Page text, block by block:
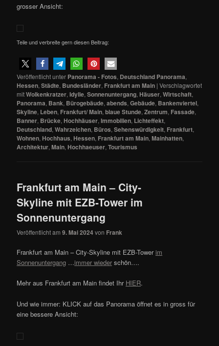
grosser Ansicht:
Teile und verbreite gern diesen Beitrag:
Veröffentlicht unter Panorama - Fotos, Deutschland Panorama,
Hessen,Städte, Bundesländer, Frankfurt am Main |Verschlagwortet
mitWolkenkratzer,Idylle,Sonnenuntergang, Häuser,Wirtschaft,
Panorama, Bank, Bürogebäude,abends,Gebäude, Bankenviertel,
Skyline, Leben, Frankfurt/ Main,blaue Stunde,Zentrum, Fassade,
Banner, Brücke, Hochhäuser,Immobilien, Lichteffekt,
Deutschland,Wahrzeichen, Büros,Sehenswürdigkeit, Frankfurt,
Wohnen, Hochhaus, Hessen, Frankfurt am Main,Mainhatten,
Architektur,Main, Hochhaeuser,Tourismus
Frankfurt am Main – City-
Skyline mit EZB-Tower im
Sonnenuntergang
Veröffentlicht am9. Mai 2024von Frank
Frankfurt am Main – City-Skyline mit EZB-Towerim
Sonnenuntergang …immer wieder schön….
Mehr aus Frankfurt am Main findet Ihr HIER.
Und wie immer: KLICK auf das Panorama öffnet es in gross für
eine bessere Ansicht: